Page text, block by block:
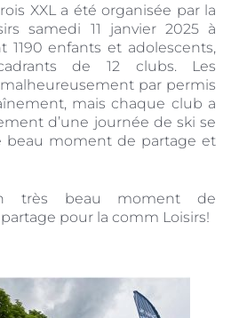
XXL a été organisée par la
samedi 11 janvier 2025 à
1190 enfants et adolescents,
de 12 clubs. Les
par permis
mais chaque club a
d’une journée de ski se
beau moment de partage et
très beau moment de
pour la comm Loisirs!